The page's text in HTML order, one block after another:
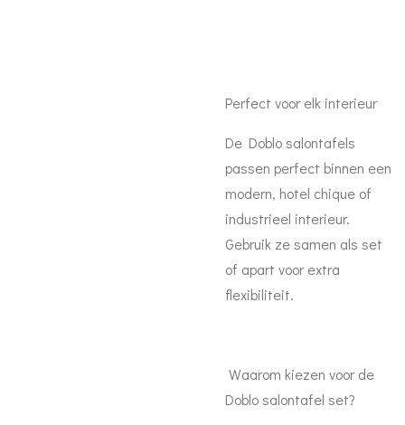
Perfect voor elk interieur
De Doblo salontafels
passen perfect binnen een
modern, hotel chique of
industrieel interieur.
Gebruik ze samen als set
of apart voor extra
flexibiliteit.
Waarom kiezen voor de
Doblo salontafel set?